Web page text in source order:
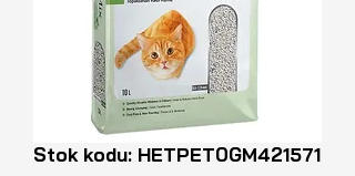
Stok kodu: HETPET0GM421571